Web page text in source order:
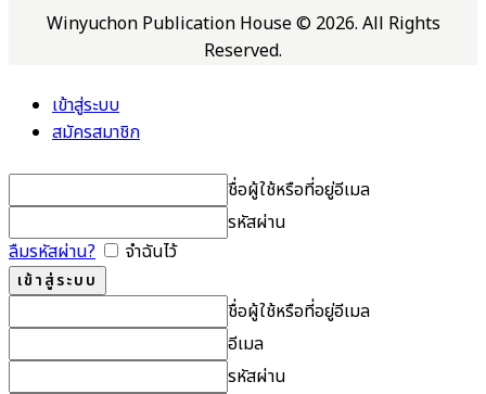
Winyuchon Publication House © 2026. All Rights
Reserved.
เข้าสู่ระบบ
สมัครสมาชิก
ชื่อผู้ใช้หรือที่อยู่อีเมล
รหัสผ่าน
ลืมรหัสผ่าน?
จำฉันไว้
ชื่อผู้ใช้หรือที่อยู่อีเมล
อีเมล
รหัสผ่าน